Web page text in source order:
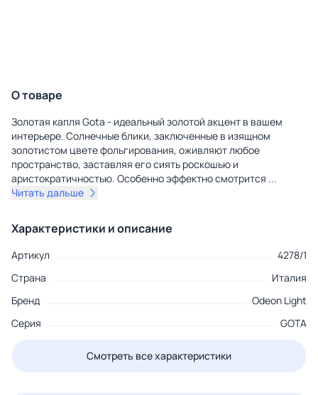
О товаре
Золотая капля Gota - идеальный золотой акцент в вашем
интерьере. Солнечные блики, заключенные в изящном
золотистом цвете фольгирования, оживляют любое
пространство, заставляя его сиять роскошью и
аристократичностью. Особенно эффектно смотрится ...
Читать дальше
Характеристики и описание
Артикул
4278/1
Страна
Италия
Бренд
Odeon Light
Серия
GOTA
Смотреть все характеристики